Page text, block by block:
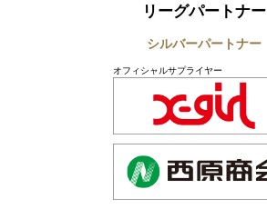
リーグパートナー
シルバーパートナー
オフィシャルサプライヤー